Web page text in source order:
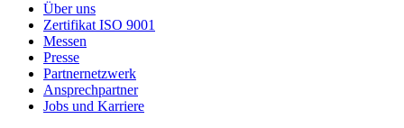
Über uns
Zertifikat ISO 9001
Messen
Presse
Partnernetzwerk
Ansprechpartner
Jobs und Karriere